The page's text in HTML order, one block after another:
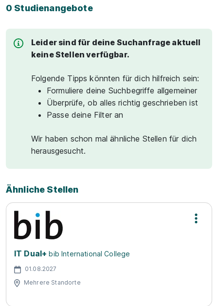
0 Studienangebote
Leider sind für deine Suchanfrage aktuell
keine Stellen verfügbar.
Folgende Tipps könnten für dich hilfreich sein:
Formuliere deine Suchbegriffe allgemeiner
Überprüfe, ob alles richtig geschrieben ist
Passe deine Filter an
Wir haben schon mal ähnliche Stellen für dich
herausgesucht.
Ähnliche Stellen
IT Dual+ bib International College
01.08.2027
Mehrere Standorte